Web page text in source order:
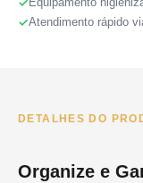
Atendimento rápido
DETALHES DO
Organize e